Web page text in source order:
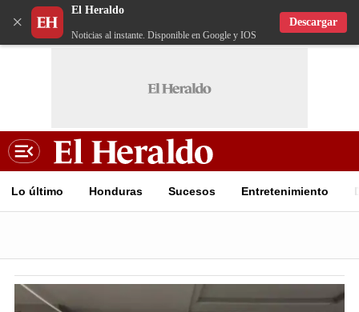
×
El Heraldo
Noticias al instante. Disponible en Google y IOS
Descargar
Lo último Honduras Sucesos Entretenimiento